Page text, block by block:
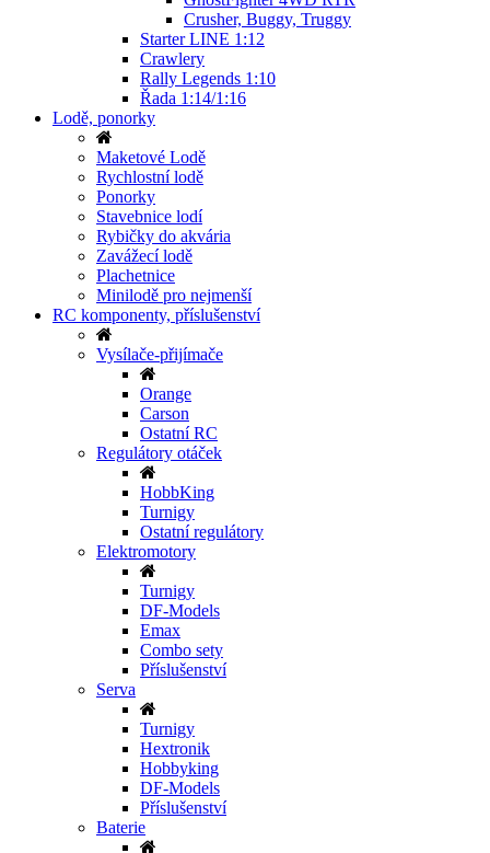
Crusher, Buggy, Truggy
Starter LINE 1:12
Crawlery
Rally Legends 1:10
Řada 1:14/1:16
Lodě, ponorky
Maketové Lodě
Rychlostní lodě
Ponorky
Stavebnice lodí
Rybičky do akvária
Zavážecí lodě
Plachetnice
Minilodě pro nejmenší
RC komponenty, příslušenství
Vysílače-přijímače
Orange
Carson
Ostatní RC
Regulátory otáček
HobbKing
Turnigy
Ostatní regulátory
Elektromotory
Turnigy
DF-Models
Emax
Combo sety
Příslušenství
Serva
Turnigy
Hextronik
Hobbyking
DF-Models
Příslušenství
Baterie